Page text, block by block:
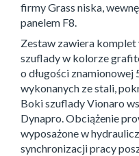
firmy Grass niska,
panelem F8.
Zestaw zawiera
szuflady w kolorze
o długości
wykonanych ze stali,
Boki szuflady Vionaro
Dynapro. Obciążenie
wyposażone w
synchronizacji pracy